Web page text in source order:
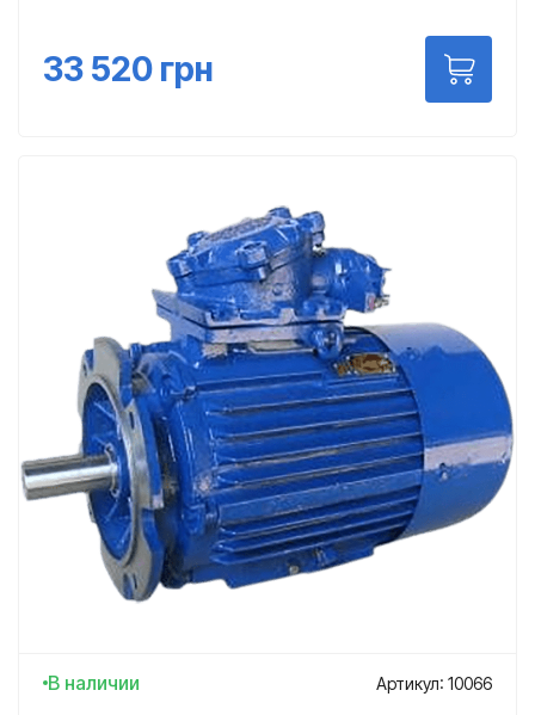
33 520 грн
В наличии Артикул: 10066